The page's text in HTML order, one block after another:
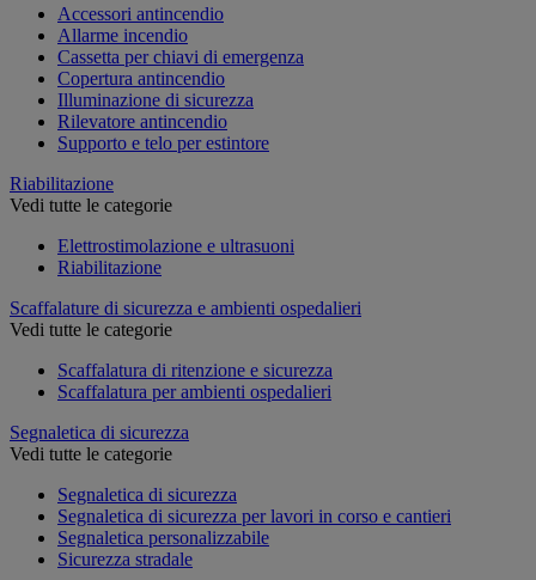
Accessori antincendio
Allarme incendio
Cassetta per chiavi di emergenza
Copertura antincendio
Illuminazione di sicurezza
Rilevatore antincendio
Supporto e telo per estintore
Riabilitazione
Vedi tutte le categorie
Elettrostimolazione e ultrasuoni
Riabilitazione
Scaffalature di sicurezza e ambienti ospedalieri
Vedi tutte le categorie
Scaffalatura di ritenzione e sicurezza
Scaffalatura per ambienti ospedalieri
Segnaletica di sicurezza
Vedi tutte le categorie
Segnaletica di sicurezza
Segnaletica di sicurezza per lavori in corso e cantieri
Segnaletica personalizzabile
Sicurezza stradale